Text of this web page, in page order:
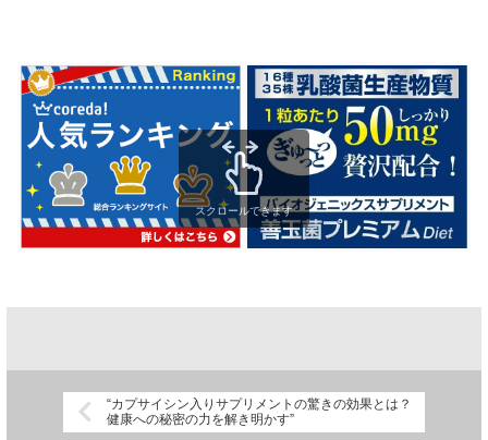
スクロールできます
“カプサイシン入りサプリメントの驚きの効果とは？
健康への秘密の力を解き明かす”